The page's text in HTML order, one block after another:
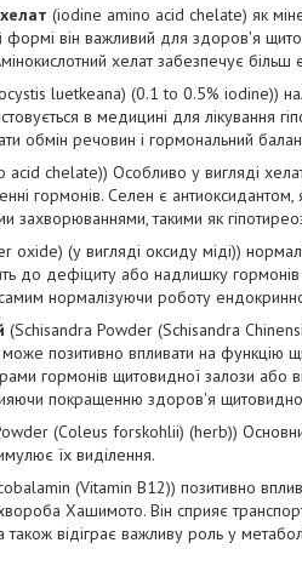
(iodine amino acid chelate) як
формі він важливий для здоров'я
хелат забезпечує
luetkeana) (0.1 to 0.5% iodine))
в медицині для лікування
обмін речовин і гормональний
chelate)) Особливо у вигляді
гормонів. Селен є
захворюваннями, такими як
oxide) (у вигляді оксиду міді))
до дефіциту або надлишку
нормалізуючи роботу
(Schisandra Powder (Schisandra
позитивно впливати на функцію
гормонів щитовидної залози або
покращенню здоров'я
(Coleus forskohlii) (herb))
їх виділення.
(Vitamin B12)) позитивно
Хашимото. Він сприяє
відіграє важливу роль у